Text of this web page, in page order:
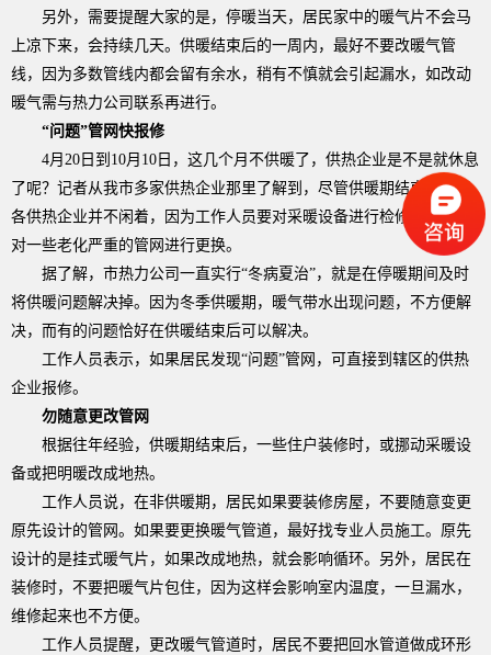
另外，需要提醒大家的是，停暖当天，居民家中的暖气片不会马
上凉下来，会持续几天。供暖结束后的一周内，最好不要改暖气管
线，因为多数管线内都会留有余水，稍有不慎就会引起漏水，如改动
暖气需与热力公司联系再进行。
“问题”管网快报修
4月 20 日到 10月 10 日，这几个月不供暖了，供热企业是不是就休息
了呢？记者从我市多家供热企业那里了解到，尽管供暖期结束了，但
各供热企业并不闲着，因为工作人员要对采暖设备进行检修和维护，
对一些老化严重的管网进行更换。
据了解，市热力公司一直实行“冬病夏治”，就是在停暖期间及时
将供暖问题解决掉。因为冬季供暖期，暖气带水出现问题，不方便解
决，而有的问题恰好在供暖结束后可以解决。
工作人员表示，如果居民发现“问题”管网，可直接到辖区的供热
企业报修。
勿随意更改管网
根据往年经验，供暖期结束后，一些住户装修时，或挪动采暖设
备或把明暖改成地热。
工作人员说，在非供暖期，居民如果要装修房屋，不要随意变更
原先设计的管网。如果要更换暖气管道，最好找专业人员施工。原先
设计的是挂式暖气片，如果改成地热，就会影响循环。另外，居民在
装修时，不要把暖气片包住，因为这样会影响室内温度，一旦漏水，
维修起来也不方便。
工作人员提醒，更改暖气管道时，居民不要把回水管道做成环形